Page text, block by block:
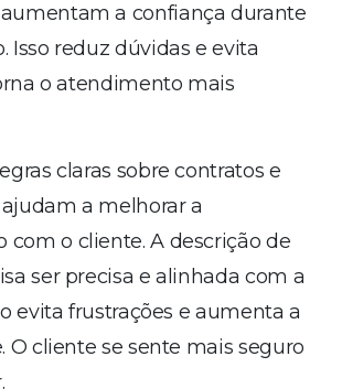
a confiança durante
Isso reduz dúvidas e evita
o atendimento mais
claras sobre contratos e
a melhorar a
com o cliente. A descrição de
ser precisa e alinhada com a
evita frustrações e aumenta a
O cliente se sente mais seguro